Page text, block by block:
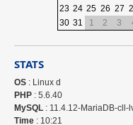
23 24 25 26 27
30 31 1 2 3
STATS
OS : Linux d
PHP : 5.6.40
MySQL : 11.4.12-MariaDB-cll-
Time : 10:21